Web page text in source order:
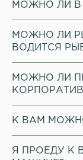
МОЖНО ЛИ В
МОЖНО ЛИ
ВОДИТСЯ
МОЖНО ЛИ
К ВАМ
Я ПРОЕДУ К